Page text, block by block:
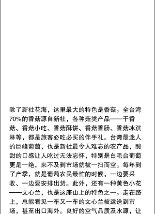
除了新社花海，这里最大的特色是香菇。全台湾
70%的香菇源自新社，各种菇类产品——干香
菇、香菇小吃、香菇酥饼、香菇香肠、香菇冰淇
淋等，都是旅客必吃必买的伴手礼。台湾最迷人
的巨峰葡萄，也是新社最令人难忘的农产品，酸
甜的口感让人吃过无法忘怀，特别是白毛台葡萄
更是一绝，来不及到市场就被一扫而空。每年到
了产季，就是葡萄农民最忙的时候，一边要采
收、一边要安排出货。此外，还有一种黄色小花
——文心兰，也是这座山上的特色之一。走在路
上，总能看见一车又一车的文心兰被运送到市
场，甚至出口海外。良好的空气品质及水源，让